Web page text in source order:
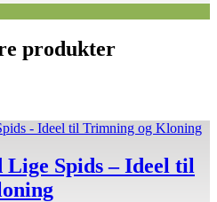
produkter
Lige Spids – Ideel til